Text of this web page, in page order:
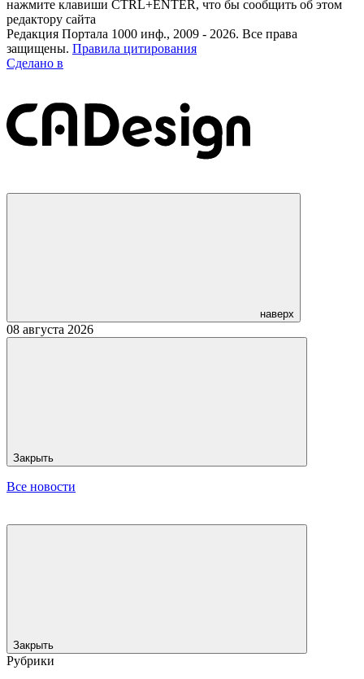
нажмите клавиши CTRL+ENTER, что бы сообщить об этом
редактору сайта
Редакция Портала 1000 инф., 2009 - 2026. Все права
защищены. Правила цитирования
Сделано в
наверх
08 августа 2026
Закрыть
Все новости
Закрыть
Рубрики